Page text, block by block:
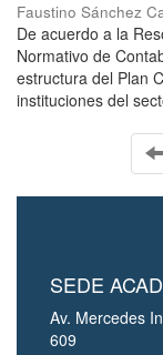
Faustino Sánchez
De acuerdo a la
Normativo de
estructura del Plan
instituciones del
SEDE
Av. Mercedes
609